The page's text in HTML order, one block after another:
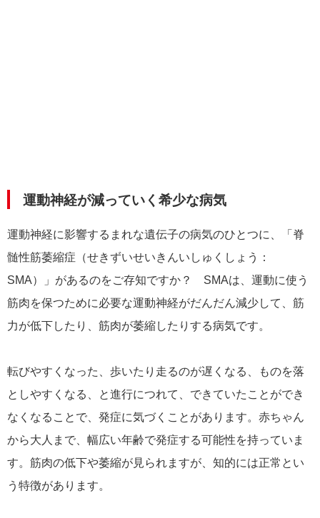
運動神経が減っていく希少な病気
運動神経に影響するまれな遺伝子の病気のひとつに、「脊
髄性筋萎縮症（せきずいせいきんいしゅくしょう：
SMA）」があるのをご存知ですか？ SMAは、運動に使う
筋肉を保つために必要な運動神経がだんだん減少して、筋
力が低下したり、筋肉が萎縮したりする病気です。
転びやすくなった、歩いたり走るのが遅くなる、ものを落
としやすくなる、と進行につれて、できていたことができ
なくなることで、発症に気づくことがあります。赤ちゃん
から大人まで、幅広い年齢で発症する可能性を持っていま
す。筋肉の低下や萎縮が見られますが、知的には正常とい
う特徴があります。